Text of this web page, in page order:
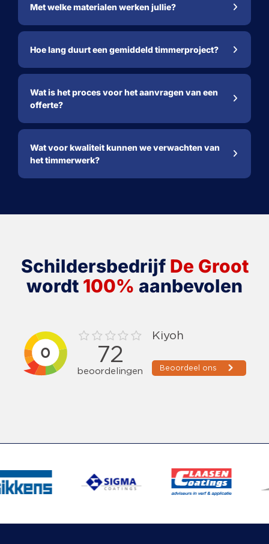
Met welke materialen werken jullie?
Hoe lang duurt een gemiddeld timmerproject?
Wat is het proces voor het aanvragen van een
offerte?
Wat voor kwaliteit kunnen we verwachten van
het timmerwerk?
Schildersbedrijf De Groot
wordt 100% aanbevolen